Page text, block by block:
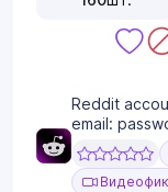
Reddit
email: